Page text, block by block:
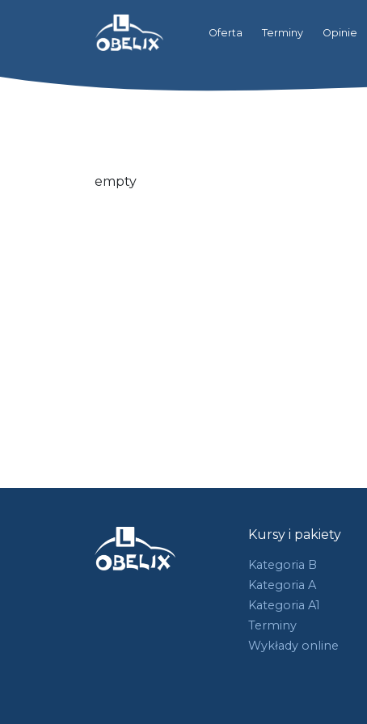
Oferta Terminy Opinie
empty
Kursy i pakiety
Kategoria B
Kategoria A
Kategoria A1
Terminy
Wykłady online